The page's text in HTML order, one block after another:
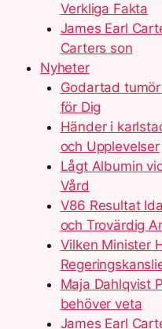
Verkliga Fakta
James Earl
Carters son
Nyheter
Godartad
för Dig
Händer i
och Upplevelser
Lågt Albumin
Vård
V86 Resultat
och Trovärdig
Vilken Minister
Maja Dahlqvist
behöver veta
James Earl